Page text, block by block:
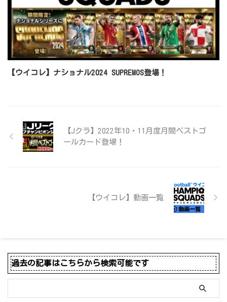
【ウイコレ】ナショナル2024 SUPREMOS登場！
【Jクラ】2022年10・11月度月間ベストゴ
ールカード登場！
【ウイコレ】動画一覧
過去の記事はこちらから検索可能です